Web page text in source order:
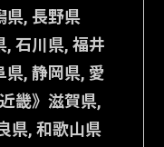
県, 長野県
, 石川県, 福井
県, 静岡県, 愛
畿》滋賀県,
県, 和歌山県